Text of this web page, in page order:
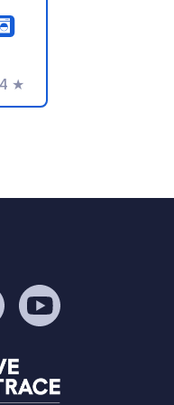
4
Valutazione
★